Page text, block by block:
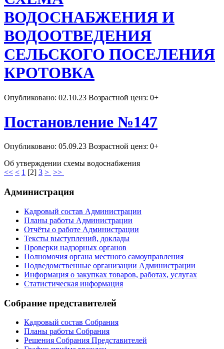
ВОДОСНАБЖЕНИЯ И
ВОДООТВЕДЕНИЯ
СЕЛЬСКОГО ПОСЕЛЕНИЯ
КРОТОВКА
Опубликовано: 02.10.23 Возрастной ценз: 0+
Постановление №147
Опубликовано: 05.09.23 Возрастной ценз: 0+
Об утверждении схемы водоснабжения
<< < 1 [2] 3 > >>
Администрация
Кадровый состав Администрации
Планы работы Администрации
Отчёты о работе Администрации
Тексты выступлений, доклады
Проверки надзорных органов
Полномочия органа местного самоуправления
Подведомственные организации Администрации
Информация о закупках товаров, работах, услугах
Статистическая информация
Собрание представителей
Кадровый состав Собрания
Планы работы Собрания
Решения Собрания Представителей